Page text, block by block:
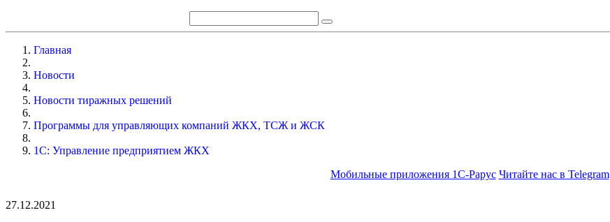
Главная
Новости
Новости тиражных решений
Программы для управляющих компаний ЖКХ, ТСЖ и ЖСК
1С: Управление предприятием ЖКХ
Мобильные приложения 1С-Рарус Читайте нас в Telegram
27.12.2021